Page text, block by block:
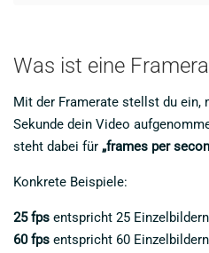
Was ist eine
Mit der Framerate stellst du ein,
Sekunde dein Video
steht dabei für „frames per
Konkrete Beispiele:
25 fps entspricht 25
60 fps entspricht 60